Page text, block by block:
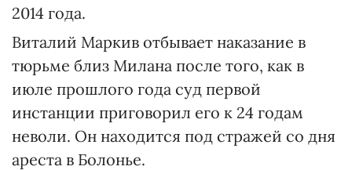
2014 года.
Виталий Маркив отбывает наказание в
тюрьме близ Милана после того, как в
июле прошлого года суд первой
инстанции приговорил его к 24 годам
неволи. Он находится под стражей со дня
ареста в Болонье.